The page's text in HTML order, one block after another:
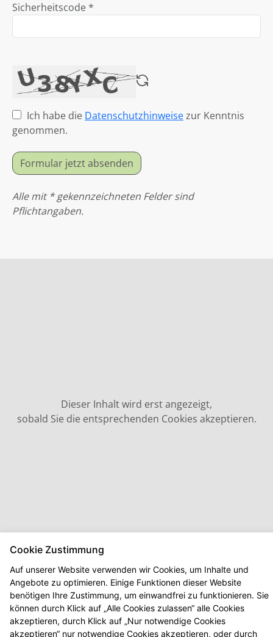
Sicherheitscode *
Ich habe die Datenschutzhinweisezur Kenntnis
genommen.
Formular jetzt absenden
Alle mit * gekennzeichneten Felder sind
Pflichtangaben.
Dieser Inhalt wird erst angezeigt,
sobald Sie die entsprechenden Cookies akzeptieren.
Cookie Zustimmung
Auf unserer Website verwenden wir Cookies, um Inhalte und
Angebote zu optimieren. Einige Funktionen dieser Website
benötigen Ihre Zustimmung, um einwandfrei zu funktionieren. Sie
können durch Klick auf „Alle Cookies zulassen“ alle Cookies
akzeptieren, durch Klick auf „Nur notwendige Cookies
akzeptieren“ nur notwendige Cookies akzeptieren, oder durch